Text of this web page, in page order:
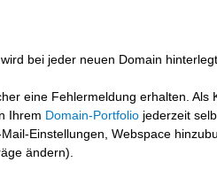
bei jeder neuen Domain
eine Fehlermeldung erhalten. Als
Ihrem Domain-Portfolio jederzeit
Einstellungen, Webspace
ändern).